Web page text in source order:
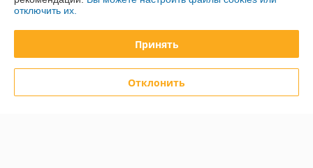
Контакты
отключить их.
Принять
Отклонить